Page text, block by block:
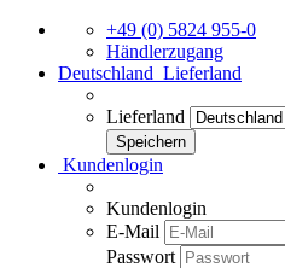
+49 (0) 5824 955-0
Händlerzugang
Deutschland Lieferland
Lieferland
Kundenlogin
Kundenlogin
E-Mail
Passwort